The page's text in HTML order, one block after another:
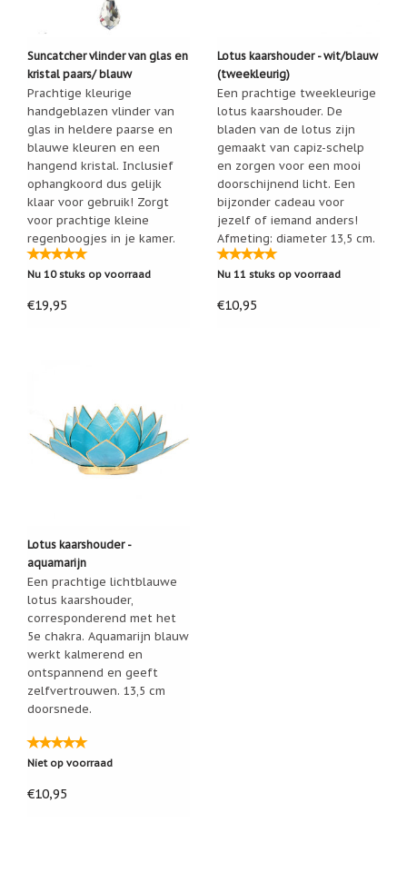
tekortschieten
Lotus
regenboog
Nieuws
Nieuw:
fotootje
van
cadeauverpakking
Kralen
en
spiritualiteit
Nieuw:
nodig
bij
het
Nieuwsbrieven
Nieuwsbrieven
De
Vrolijke
Engel
Suncatcher vlinder van glas en
kristal paars/ blauw
Prachtige kleurige
handgeblazen vlinder van
glas in heldere paarse en
blauwe kleuren en een
hangend kristal. Inclusief
ophangkoord dus gelijk
klaar voor gebruik! Zorgt
voor prachtige kleine
regenboogjes in je kamer.
Hoogte: ca. 6 cm.
Nu 10 stuks op voorraad
€19,95
Lotus kaarshouder - wit/blauw
(tweekleurig)
Een prachtige tweekleurige
lotus kaarshouder. De
bladen van de lotus zijn
gemaakt van capiz-schelp
en zorgen voor een mooi
doorschijnend licht. Een
bijzonder cadeau voor
jezelf of iemand anders!
Afmeting: diameter 13,5 cm.
Nu 11 stuks op voorraad
€10,95
Lotus kaarshouder -
aquamarijn
Een prachtige lichtblauwe
lotus kaarshouder,
corresponderend met het
5e chakra. Aquamarijn blauw
werkt kalmerend en
ontspannend en geeft
zelfvertrouwen. 13,5 cm
doorsnede.
Niet op voorraad
€10,95